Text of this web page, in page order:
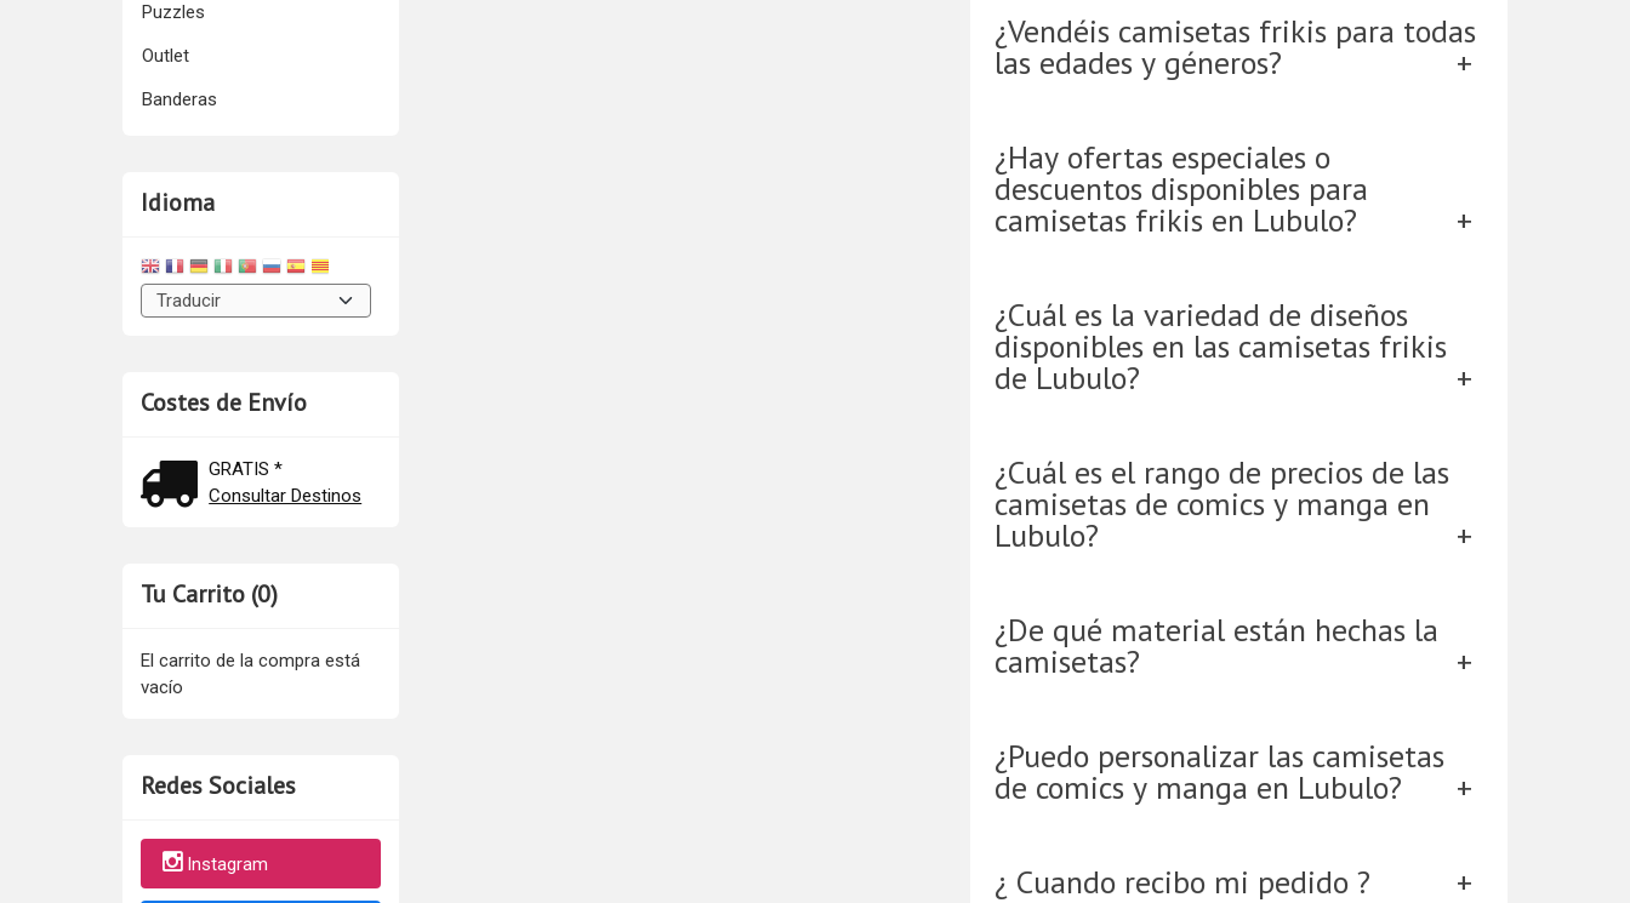
Puzzles
Outlet
Banderas
Idioma
Costes de Envío
GRATIS *
Consultar Destinos
Tu Carrito (0)
El carrito de la compra está
vacío
Redes Sociales
Instagram
¿Vendéis camisetas frikis para todas
las edades y géneros?
¿Hay ofertas especiales o
descuentos disponibles para
camisetas frikis en Lubulo?
¿Cuál es la variedad de diseños
disponibles en las camisetas frikis
de Lubulo?
¿Cuál es el rango de precios de las
camisetas de comics y manga en
Lubulo?
¿De qué material están hechas la
camisetas?
¿Puedo personalizar las camisetas
de comics y manga en Lubulo?
¿ Cuando recibo mi pedido ?